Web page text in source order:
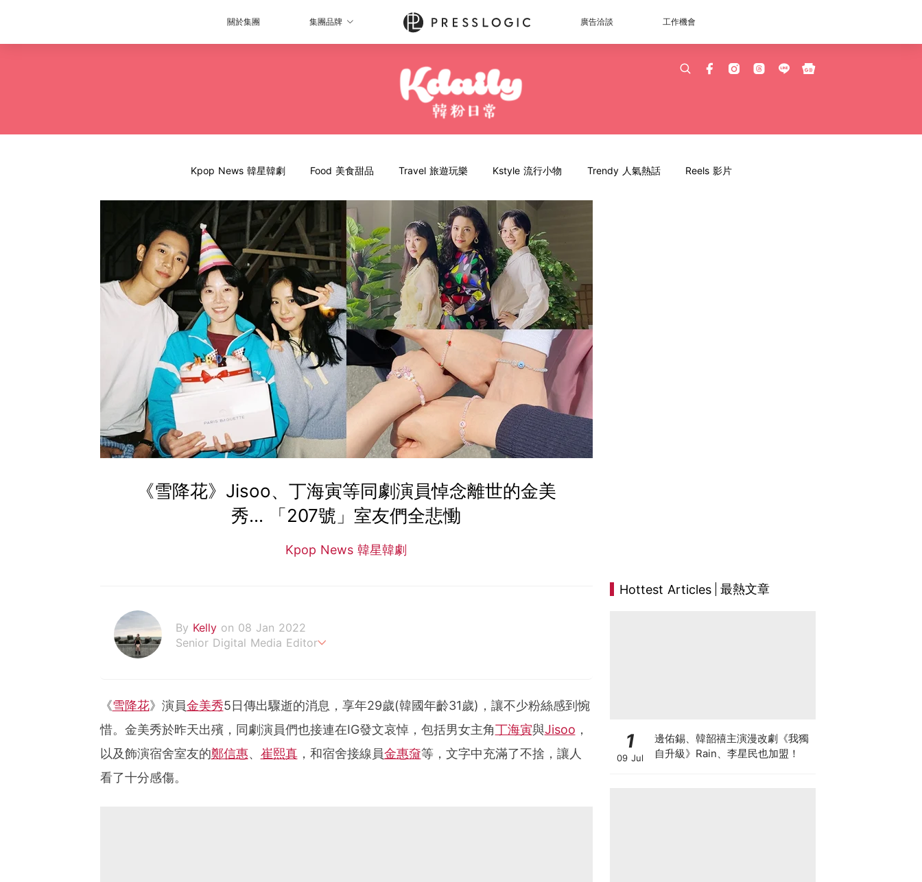
關於集團 集團品牌 廣告洽談 工作機會
Kpop News 韓星韓劇 Food 美食甜品 Travel 旅遊玩樂 Kstyle 流行小物 Trendy 人氣熱話 Reels 影片
《雪降花》Jisoo、丁海寅等同劇演員悼念離世的金美
秀... 「207號」室友們全悲慟
Kpop News 韓星韓劇
By Kelly on 08 Jan 2022
Senior Digital Media Editor
《雪降花》演員金美秀5日傳出驟逝的消息，享年29歲(韓國年齡31歲)，讓不少粉絲感到惋
惜。金美秀於昨天出殯，同劇演員們也接連在IG發文哀悼，包括男女主角丁海寅與Jisoo ，
以及飾演宿舍室友的鄭信惠、 崔熙真，和宿舍接線員金惠奫等，文字中充滿了不捨，讓人
看了十分感傷。
Hottest Articles 最熱文章
1
09 Jul
邊佑錫、韓韶禧主演漫改劇《我獨
自升級》Rain、李星民也加盟！